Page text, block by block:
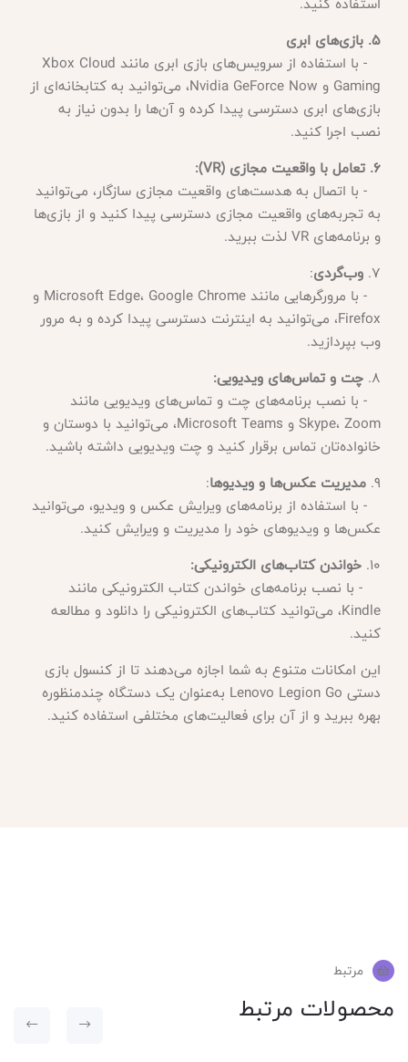
5. بازی‌های ابری
- با استفاده از سرویس‌های بازی ابری مانند Xbox Cloud
Gaming و Nvidia GeForce Now، می‌توانید به کتابخانه‌ای از
بازی‌های ابری دسترسی پیدا کرده و آن‌ها را بدون نیاز به
نصب اجرا کنید.
6. تعامل با واقعیت مجازی (VR):
- با اتصال به هدست‌های واقعیت مجازی سازگار، می‌توانید
به تجربه‌های واقعیت مجازی دسترسی پیدا کنید و از بازی‌ها
و برنامه‌های VR لذت ببرید.
7. وب‌گردی:
- با مرورگرهایی مانند Microsoft Edge، Google Chrome و
Firefox، می‌توانید به اینترنت دسترسی پیدا کرده و به مرور
وب بپردازید.
8. چت و تماس‌های ویدیویی:
- با نصب برنامه‌های چت و تماس‌های ویدیویی مانند
Skype، Zoom و Microsoft Teams، می‌توانید با دوستان و
خانواده‌تان تماس برقرار کنید و چت ویدیویی داشته باشید.
9. مدیریت عکس‌ها و ویدیوها:
- با استفاده از برنامه‌های ویرایش عکس و ویدیو، می‌توانید
عکس‌ها و ویدیوهای خود را مدیریت و ویرایش کنید.
10. خواندن کتاب‌های الکترونیکی:
- با نصب برنامه‌های خواندن کتاب الکترونیکی مانند
Kindle، می‌توانید کتاب‌های الکترونیکی را دانلود و مطالعه
کنید.
این امکانات متنوع به شما اجازه می‌دهند تا از کنسول بازی
دستی Lenovo Legion Go به‌عنوان یک دستگاه چندمنظوره
بهره ببرید و از آن برای فعالیت‌های مختلفی استفاده کنید.
مرتبط
محصولات مرتبط